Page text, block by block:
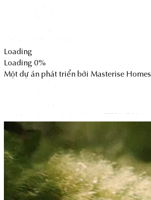
Loading
Loading 0%
Một dự án phát triển bởi Masterise Homes